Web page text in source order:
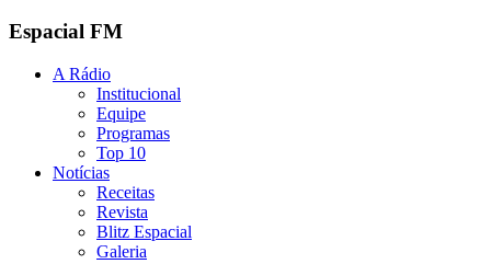
Espacial FM
A Rádio
Institucional
Equipe
Programas
Top 10
Notícias
Receitas
Revista
Blitz Espacial
Galeria